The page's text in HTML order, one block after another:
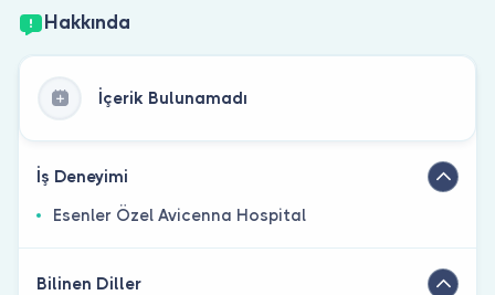
Hakkında
İçerik Bulunamadı
İş Deneyimi
Esenler Özel Avicenna Hospital
Bilinen Diller